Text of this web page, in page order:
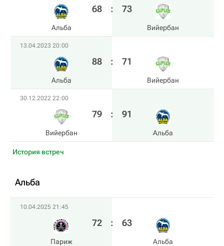
Альба
68 : 73
Вийербан
13.04.2023 20:00
Альба
88 : 71
Вийербан
30.12.2022 22:00
Вийербан
79 : 91
Альба
История встреч
Альба
10.04.2025 21:45
Париж
72 : 63
Альба